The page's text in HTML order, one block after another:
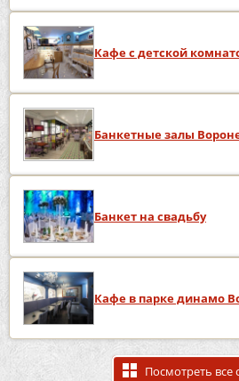
Кафе с детской
Банкетные залы
Банкет на свадьбу
Кафе в парке динамо
Посмотреть все